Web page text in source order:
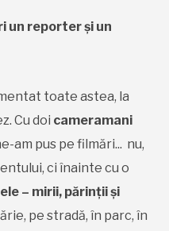
un reporter și un
toate astea, la
Cu doi cameramani
am pus pe filmări... nu,
ci înainte cu o
– mirii, părinții și
pe stradă, în parc, în